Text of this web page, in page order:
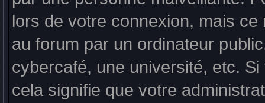
lors de votre connexion, mais
au forum par un ordinateur
cybercafé, une université, etc.
cela signifie que votre